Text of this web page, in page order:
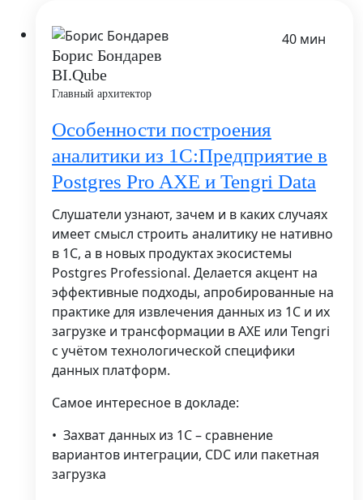
Борис Бондарев
BI.Qube
Главный архитектор
40 мин
Особенности построения
аналитики из 1С:Предприятие в
Postgres Pro AXE и Tengri Data
Слушатели узнают, зачем и в каких случаях
имеет смысл строить аналитику не нативно
в 1С, а в новых продуктах экосистемы
Postgres Professional. Делается акцент на
эффективные подходы, апробированные на
практике для извлечения данных из 1С и их
загрузке и трансформации в AXE или Tengri
с учётом технологической специфики
данных платформ.
Самое интересное в докладе:
• Захват данных из 1С – сравнение
вариантов интеграции, CDC или пакетная
загрузка